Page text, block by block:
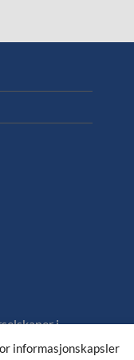
informasjonskapsler
i
ved å